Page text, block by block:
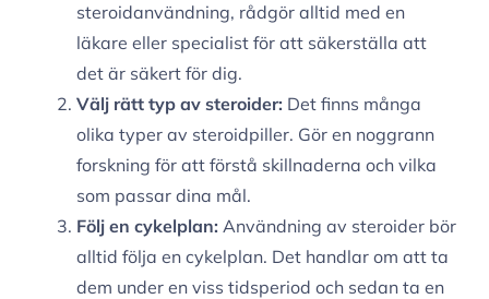
steroidanvändning, rådgör alltid med en
läkare eller specialist för att säkerställa att
det är säkert för dig.
Välj rätt typ av steroider: Det finns många
olika typer av steroidpiller. Gör en noggrann
forskning för att förstå skillnaderna och vilka
som passar dina mål.
Följ en cykelplan: Användning av steroider bör
alltid följa en cykelplan. Det handlar om att ta
dem under en viss tidsperiod och sedan ta en